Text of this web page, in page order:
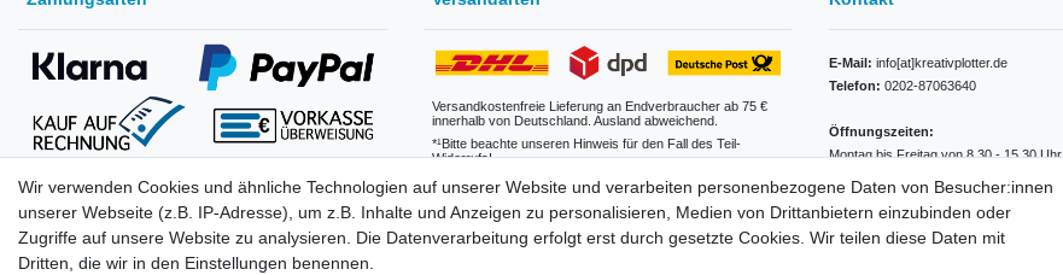
(Klarna erst nach Anmeldung eines Benutzerkonto verfügbar.
Freischaltung verfügbar)
Versandkostenfreie Lieferung an Endverbraucher ab 75 €
innerhalb von Deutschland. Ausland abweichend.
*¹Bitte beachte unseren Hinweis für den Fall des Teil-
Widerrufs!
Versandkostentabelle
E-Mail: info[at]kreativplotter.de
Telefon: 0202-87063640
Öffnungszeiten:
Montag bis Freitag von 8.30 - 15.30 Uhr
Kontaktformular
Wir verwenden Cookies und ähnliche Technologien auf unserer Website und verarbeiten personenbezogene Daten von Besucher:innen
unserer Webseite (z.B. IP-Adresse), um z.B. Inhalte und Anzeigen zu personalisieren, Medien von Drittanbietern einzubinden oder
Zugriffe auf unsere Website zu analysieren. Die Datenverarbeitung erfolgt erst durch gesetzte Cookies. Wir teilen diese Daten mit
Dritten, die wir in den Einstellungen benennen.